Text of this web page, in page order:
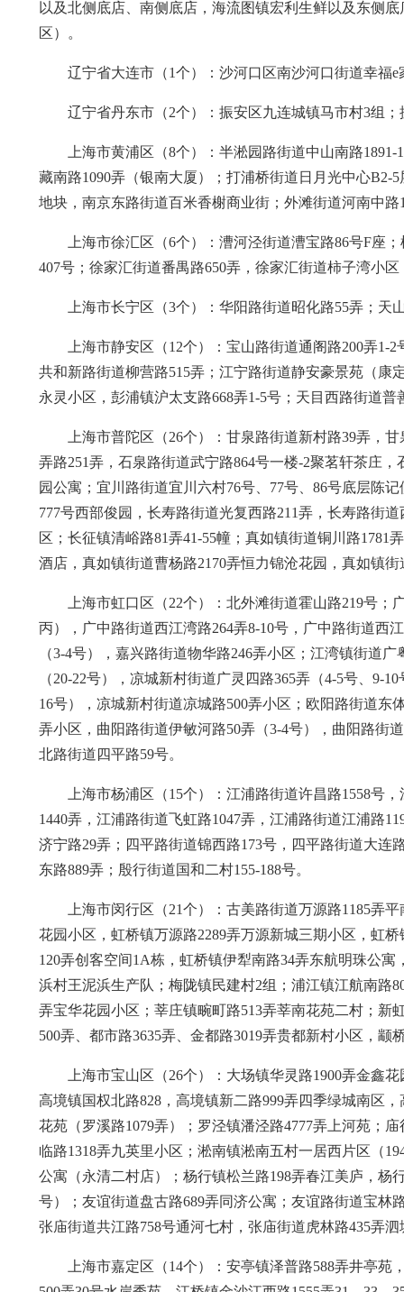
以及北侧底店、南侧底店，海流图镇宏利生鲜以及东侧
区）。
辽宁省大连市（1个）：沙河口区南沙河口街道幸福e
辽宁省丹东市（2个）：振安区九连城镇马市村3组
上海市黄浦区（8个）：半淞园路街道中山南路
藏南路1090弄（银南大厦）；打浦桥街道日月光中心
地块，南京东路街道百米香榭商业街；外滩街道河南中
上海市徐汇区（6个）：漕河泾街道漕宝路86号F座
407号；徐家汇街道番禺路650弄，徐家汇街道柿子湾小
上海市长宁区（3个）：华阳路街道昭化路55弄；
上海市静安区（12个）：宝山路街道通阁路200弄
共和新路街道柳营路515弄；江宁路街道静安豪景苑（康
永灵小区，彭浦镇沪太支路668弄1-5号；天目西路街道
上海市普陀区（26个）：甘泉路街道新村路39弄，
弄路251弄，石泉路街道武宁路864号一楼-2聚茗轩茶庄
园公寓；宜川路街道宜川六村76号、77号、86号底层陈
777号西部俊园，长寿路街道光复西路211弄，长寿路街
区；长征镇清峪路81弄41-55幢；真如镇街道铜川路1781
酒店，真如镇街道曹杨路2170弄恒力锦沧花园，真如镇
上海市虹口区（22个）：北外滩街道霍山路219号
丙），广中路街道西江湾路264弄8-10号，广中路街道西
（3-4号），嘉兴路街道物华路246弄小区；江湾镇街道
（20-22号），凉城新村街道广灵四路365弄（4-5号、9-
16号），凉城新村街道凉城路500弄小区；欧阳路街道东
弄小区，曲阳路街道伊敏河路50弄（3-4号），曲阳路街
北路街道四平路59号。
上海市杨浦区（15个）：江浦路街道许昌路1558号
1440弄，江浦路街道飞虹路1047弄，江浦路街道江浦路
济宁路29弄；四平路街道锦西路173号，四平路街道大连
东路889弄；殷行街道国和二村155-188号。
上海市闵行区（21个）：古美路街道万源路1185弄
花园小区，虹桥镇万源路2289弄万源新城三期小区，虹
120弄创客空间1A栋，虹桥镇伊犁南路34弄东航明珠公
浜村王泥浜生产队；梅陇镇民建村2组；浦江镇江航南路
弄宝华花园小区；莘庄镇畹町路513弄莘南花苑二村；新
500弄、都市路3635弄、金都路3019弄贵都新村小区，
上海市宝山区（26个）：大场镇华灵路1900弄金鑫
高境镇国权北路828，高境镇新二路999弄四季绿城南区
花苑（罗溪路1079弄）；罗泾镇潘泾路4777弄上河苑；
临路1318弄九英里小区；淞南镇淞南五村一居西片区（
公寓（永清二村店）；杨行镇松兰路198弄春江美庐，杨
号）；友谊街道盘古路689弄同济公寓；友谊路街道宝林
张庙街道共江路758号通河七村，张庙街道虎林路435弄
上海市嘉定区（14个）：安亭镇泽普路588弄井亭